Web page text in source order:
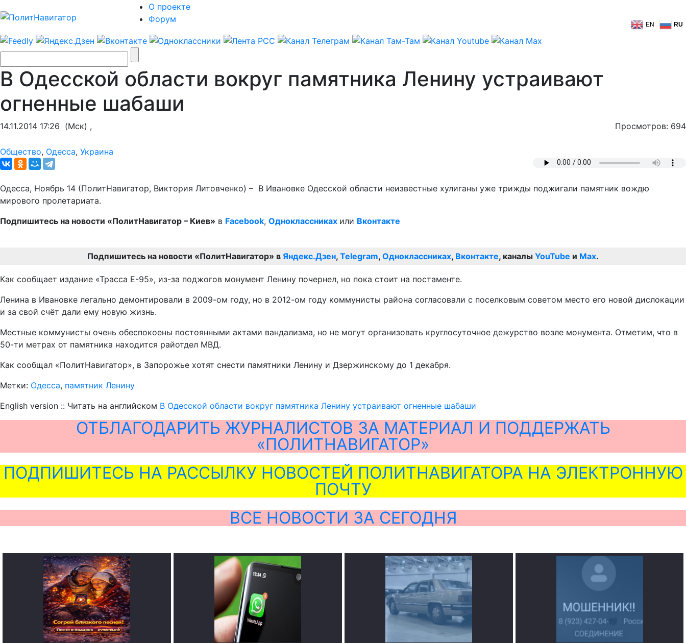
О проекте
Форум
EN RU
В Одесской области вокруг памятника Ленину устраивают
огненные шабаши
14.11.2014 17:26 (Мск) , Просмотров: 694
Общество, Одесса, Украина
Одесса, Ноябрь 14 (ПолитНавигатор, Виктория Литовченко) – В Ивановке Одесской области неизвестные хулиганы уже трижды поджигали памятник вождю
мирового пролетариата.
Подпишитесь на новости «ПолитНавигатор – Киев» в Facebook, Одноклассниках или Вконтакте
Подпишитесь на новости «ПолитНавигатор» в Яндекс.Дзен, Telegram, Одноклассниках, Вконтакте, каналы YouTube и Max.
Как сообщает издание «Трасса Е-95», из-за поджогов монумент Ленину почернел, но пока стоит на постаменте.
Ленина в Ивановке легально демонтировали в 2009-ом году, но в 2012-ом году коммунисты района согласовали с поселковым советом место его новой дислокации
и за свой счёт дали ему новую жизнь.
Местные коммунисты очень обеспокоены постоянными актами вандализма, но не могут организовать круглосуточное дежурство возле монумента. Отметим, что в
50-ти метрах от памятника находится райотдел МВД.
Как сообщал «ПолитНавигатор», в Запорожье хотят снести памятники Ленину и Дзержинскому до 1 декабря.
Метки: Одесса, памятник Ленину
English version :: Читать на английском В Одесской области вокруг памятника Ленину устраивают огненные шабаши
ОТБЛАГОДАРИТЬ ЖУРНАЛИСТОВ ЗА МАТЕРИАЛ И ПОДДЕРЖАТЬ
«ПОЛИТНАВИГАТОР»
ПОДПИШИТЕСЬ НА РАССЫЛКУ НОВОСТЕЙ ПОЛИТНАВИГАТОРА НА ЭЛЕКТРОННУЮ
ПОЧТУ
ВСЕ НОВОСТИ ЗА СЕГОДНЯ